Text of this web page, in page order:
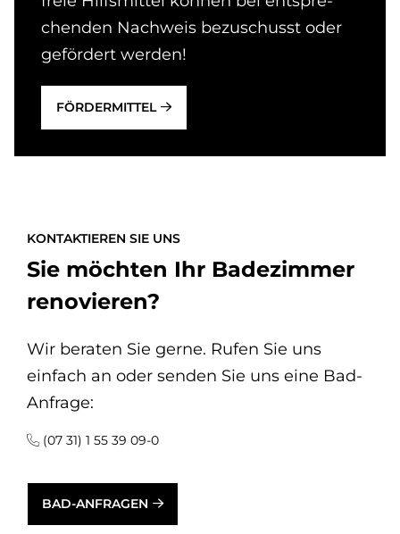
chen­den Nach­weis be­zu­schusst oder
ge­för­dert wer­den!
FÖRDERMITTEL
KONTAKTIEREN SIE UNS
Sie möchten Ihr Badezimmer
renovieren?
Wir beraten Sie gerne. Rufen Sie uns
einfach an oder senden Sie uns eine Bad-
Anfrage:
(07 31) 1 55 39 09-0
BAD-ANFRAGEN